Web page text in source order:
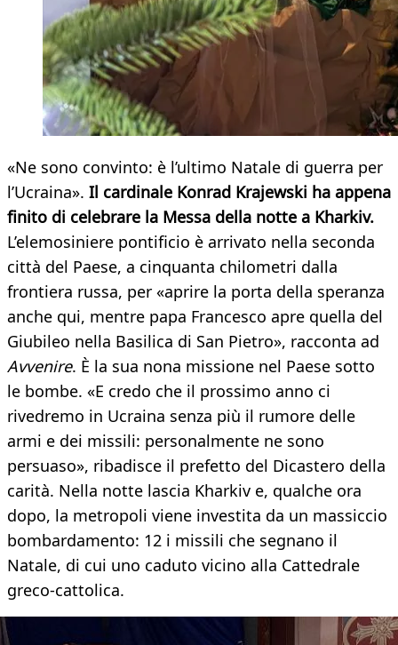
«Ne sono convinto: è l’ultimo Natale di guerra per
l’Ucraina». Il cardinale Konrad Krajewski ha appena
finito di celebrare la Messa della notte a Kharkiv.
L’elemosiniere pontificio è arrivato nella seconda
città del Paese, a cinquanta chilometri dalla
frontiera russa, per «aprire la porta della speranza
anche qui, mentre papa Francesco apre quella del
Giubileo nella Basilica di San Pietro», racconta ad
Avvenire. È la sua nona missione nel Paese sotto
le bombe. «E credo che il prossimo anno ci
rivedremo in Ucraina senza più il rumore delle
armi e dei missili: personalmente ne sono
persuaso», ribadisce il prefetto del Dicastero della
carità. Nella notte lascia Kharkiv e, qualche ora
dopo, la metropoli viene investita da un massiccio
bombardamento: 12 i missili che segnano il
Natale, di cui uno caduto vicino alla Cattedrale
greco-cattolica.